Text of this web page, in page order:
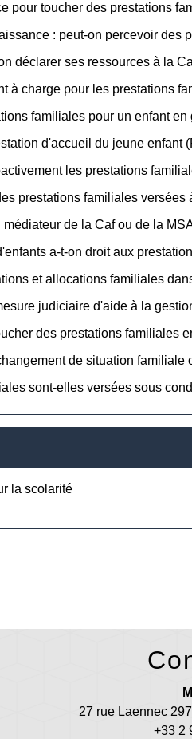
pour toucher des prestations
: peut-on percevoir des
déclarer ses ressources à la
à charge pour les prestations
familiales pour un enfant en
d'accueil du jeune enfant
les prestations
prestations familiales versées
de la Caf ou de la
a-t-on droit aux
et allocations familiales
judiciaire d'aide à la
des prestations familiales
de situation familiale
sont-elles versées sous
la scolarité
27 rue Laennec
+33 2